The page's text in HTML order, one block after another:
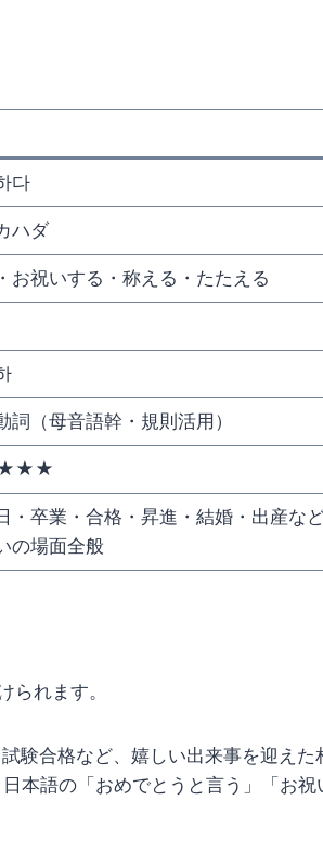
다
ハダ
お祝いする・称える・たたえる
詞（母音語幹・規則活用）
・卒業・合格・昇進・結婚・出産な
の場面全般
られます。
験合格など、嬉しい出来事を迎えた
本語の「おめでとうと言う」「お祝